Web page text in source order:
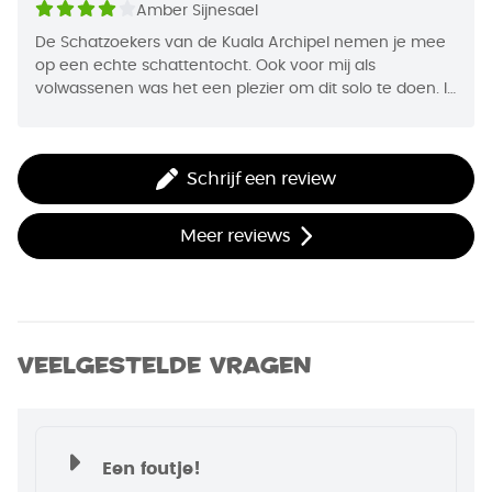
Jaar van Uitgifte 2019
een boekvorm!"
Amber Sijnesael
De Schatzoekers van de Kuala Archipel nemen je mee
op een echte schattentocht. Ook voor mij als
volwassenen was het een plezier om dit solo te doen. Ik
Echt samen heb ik dit spel nog niet gedaan
(quarantaine) maar zeker een aanrader voor in de
vakantie. Thuis, in de auto, in het vliegtuig. Waar je je
fysiek ook bevindt, dit spel neemt je mee op een reis
weinig geld.
Schrijf een review
Meer reviews
Veelgestelde vragen
Een foutje!